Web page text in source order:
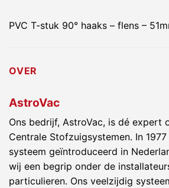
PVC T-stuk 90° haaks – flens –
OVER
AstroVac
Ons bedrijf, AstroVac, is dé expert
Centrale Stofzuigsystemen. In
systeem geïntroduceerd in
wij een begrip onder de
particulieren. Ons veelzijdig